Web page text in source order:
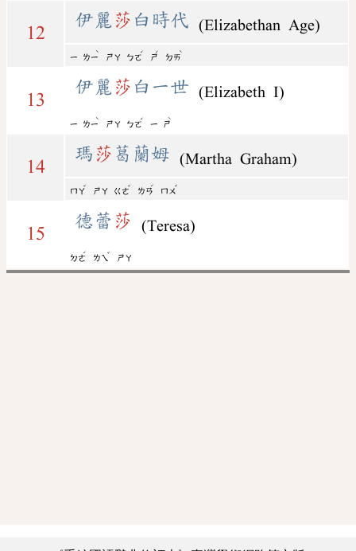
12
伊麗 莎 白時代 (Elizabethan Age)
ㄧ ㄌㄧ
ˋ
ㄕㄚ ㄅㄛ
ˊ
ㄕ
ˊ
ㄉㄞ
ˋ
13
伊麗 莎 白一世 (Elizabeth I)
ㄧ ㄌㄧ
ˋ
ㄕㄚ ㄅㄛ
ˊ
ㄧ ㄕ
ˋ
14
瑪 莎 葛蘭姆 (Martha Graham)
ㄇㄚ
ˇ
ㄕㄚ ㄍㄜ
ˇ
ㄌㄢ
ˊ
ㄇㄨ
ˇ
15
德蕾 莎 (Teresa)
ㄉㄜ
ˊ
ㄌㄟ
ˇ
ㄕㄚ